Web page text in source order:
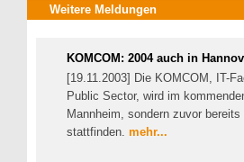
Weitere Meldungen
KOMCOM: 2004 auch in
[19.11.2003] Die KOMCOM, IT-
Public Sector, wird im
Mannheim, sondern zuvor bereits
stattfinden. mehr...